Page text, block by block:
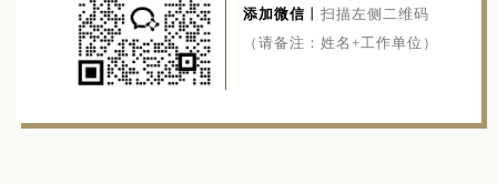
添加微信 丨扫描左侧二维码
（请备注：姓名+工作单位）